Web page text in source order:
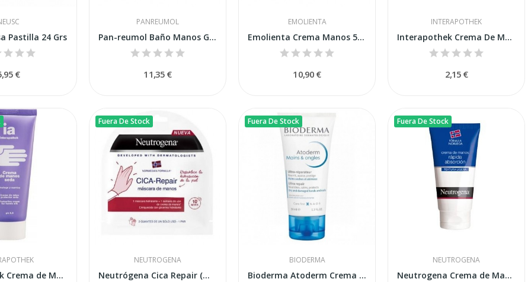
Pastilla 24 Grs
€
PANREUMOL
Pan-reumol Baño Manos Gel 200ml
11,35 €
EMOLIENTA
Emolienta Crema Manos 50ml
10,90 €
INTERAPOTHEK
Interapothek Crema De Manos Reparadora 50ml
2,15 €
Interapothek Crema de Manos Seda 100 Ml
Fuera De Stock
NEUTROGENA
Neutrógena Cica Repair (Máscara de Manos)
Fuera De Stock
BIODERMA
Bioderma Atoderm Crema de Manos 50ml
Fuera De Stock
NEUTROGENA
Neutrogena Crema de Manos Rápida Absorción 2x75ml